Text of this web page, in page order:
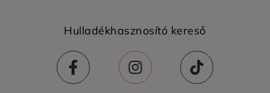
Hulladékhasznosító kereső